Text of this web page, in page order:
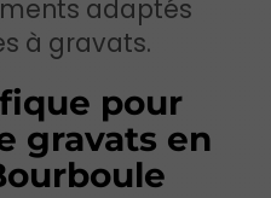
adaptés
à gravats.
pour
gravats en